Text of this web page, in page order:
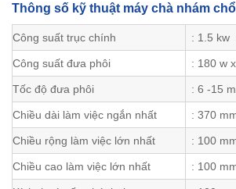
Thông số kỹ thuật máy chà nhám
Công suất trục chính : 1.5 kw
Công suất đưa phôi : 180 w
Tốc độ đưa phôi : 6 -15
Chiều dài làm việc ngắn nhất : 370
Chiều rộng làm việc lớn nhất : 100
Chiều cao làm việc lớn nhất : 100